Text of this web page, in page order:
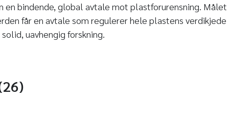
en bindende, global avtale mot plastforurensning. Målet
får en avtale som regulerer hele plastens verdikjede
uavhengig forskning.